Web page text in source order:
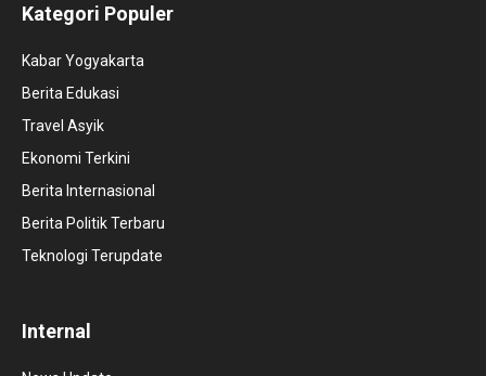
Kategori Populer
Kabar Yogyakarta
Berita Edukasi
Travel Asyik
Ekonomi Terkini
Berita Internasional
Berita Politik Terbaru
Teknologi Terupdate
Internal